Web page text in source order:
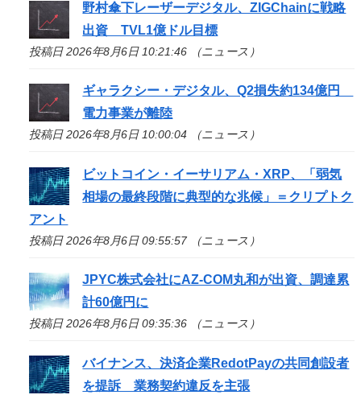
野村傘下レーザーデジタル、ZIGChainに戦略
出資 TVL1億ドル目標
投稿日 2026年8月6日 10:21:46 （ニュース）
ギャラクシー・デジタル、Q2損失約134億円
電力事業が離陸
投稿日 2026年8月6日 10:00:04 （ニュース）
ビットコイン・イーサリアム・XRP、「弱気
相場の最終段階に典型的な兆候」＝クリプトク
アント
投稿日 2026年8月6日 09:55:57 （ニュース）
JPYC株式会社にAZ-COM丸和が出資、調達累
計60億円に
投稿日 2026年8月6日 09:35:36 （ニュース）
バイナンス、決済企業RedotPayの共同創設者
を提訴 業務契約違反を主張